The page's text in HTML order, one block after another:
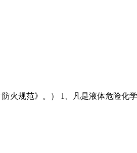
火规范》。） 1、凡是液体危险化